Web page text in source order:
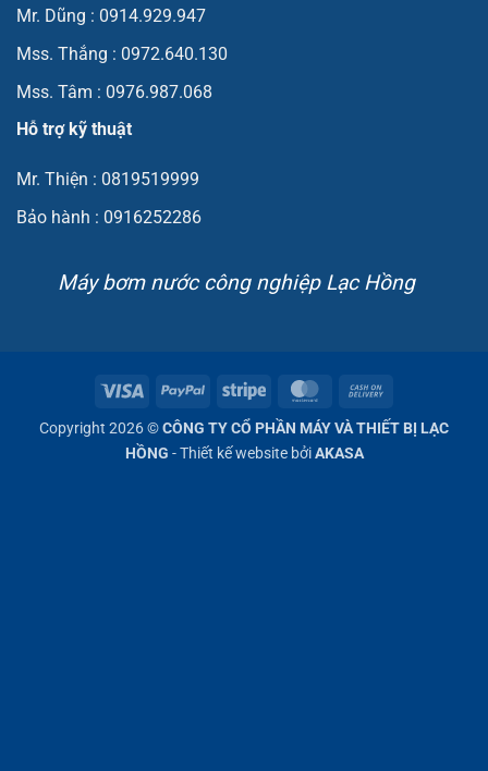
Mr. Dũng : 0914.929.947
Mss. Thắng : 0972.640.130
Mss. Tâm : 0976.987.068
Hỗ trợ kỹ thuật
Mr. Thiện : 0819519999
Bảo hành : 0916252286
Máy bơm nước công nghiệp Lạc Hồng
Visa PayPal Stripe MasterCard
On
Delivery
Copyright 2026 ©CÔNG TY CỔ PHẦN MÁY VÀ THIẾT BỊ LẠC
HỒNG - Thiết kế website bởiAKASA